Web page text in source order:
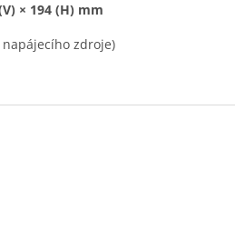
× 194 (H) mm
napájecího zdroje)